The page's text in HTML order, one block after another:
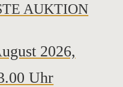
AUKTION
2026,
Uhr